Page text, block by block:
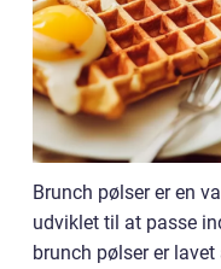
Brunch pølser er en
udviklet til at passe
brunch pølser er